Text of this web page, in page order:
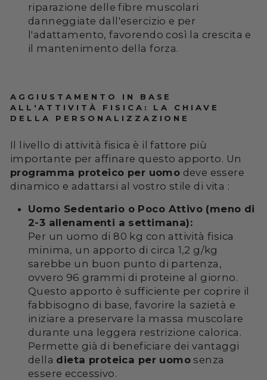
riparazione delle fibre muscolari
danneggiate dall'esercizio e per
l'adattamento, favorendo così la crescita e
il mantenimento della forza.
AGGIUSTAMENTO IN BASE
ALL'ATTIVITÀ FISICA: LA CHIAVE
DELLA PERSONALIZZAZIONE
Il livello di attività fisica è il fattore più
importante per affinare questo apporto. Un
programma proteico per uomo deve essere
dinamico e adattarsi al vostro stile di vita :
Uomo Sedentario o Poco Attivo (meno di
2-3 allenamenti a settimana):
Per un uomo di 80 kg con attività fisica
minima, un apporto di circa 1,2 g/kg
sarebbe un buon punto di partenza,
ovvero 96 grammi di proteine al giorno.
Questo apporto è sufficiente per coprire il
fabbisogno di base, favorire la sazietà e
iniziare a preservare la massa muscolare
durante una leggera restrizione calorica.
Permette già di beneficiare dei vantaggi
della dieta proteica per uomo senza
essere eccessivo.